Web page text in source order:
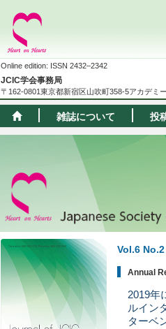
Online edition: ISSN 2432–2342
JCIC学会事務局
〒162-0801東京都新宿区山吹町358-5アカデミ
雑誌について 投
Vol.6 No.2
Annual
2019年
ルイン
ターベ